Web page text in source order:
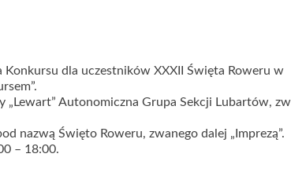
dla uczestników XXXII Święta Roweru w
Autonomiczna Grupa Sekcji Lubartów,
nazwą Święto Roweru, zwanego dalej „Imprezą”.
– 18:00.